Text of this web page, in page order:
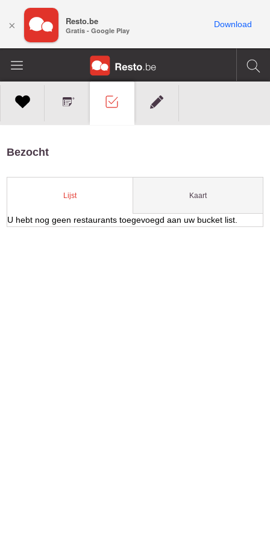
Bezocht
Lijst Kaart
U hebt nog geen restaurants toegevoegd aan uw bucket list.
× Resto.be
Gratis - Google Play
Download